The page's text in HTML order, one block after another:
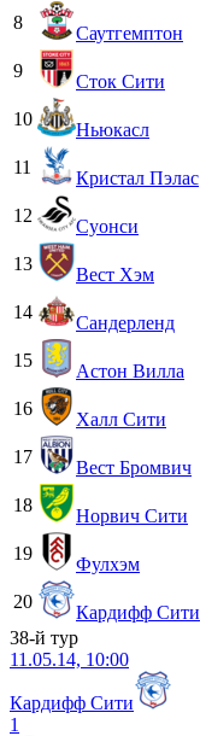
8
Саутгемптон
9
Сток Сити
10
Ньюкасл
11
Кристал Пэлас
12
Суонси
13
Вест Хэм
14
Сандерленд
15
Астон Вилла
16
Халл Сити
17
Вест Бромвич
18
Норвич Сити
19
Фулхэм
20
Кардифф Сити
38-й тур
11.05.14, 10:00
Кардифф Сити
1